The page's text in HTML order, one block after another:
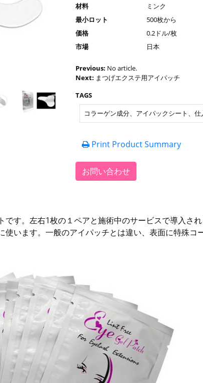
材料
ミンク
最小ロット
500枚から
価格
0.2ドル/枚
市場
日本
Previous: No article.
Next: まつげエクステ用アイパッチ
TAGS
コラーゲン成分、アイパックシート、仕
Print Product Summary
お問い合わせ
です。左右1枚の１ペアと施術中のサービスで導入さ
使います。一般のアイパッチとは違い、表面に特殊コ